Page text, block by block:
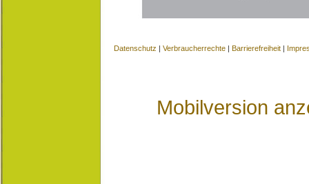
Datenschutz | Verbraucherrechte | Barrierefreiheit |
Mobilversion